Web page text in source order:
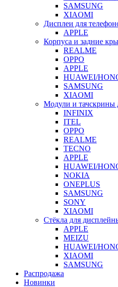
SAMSUNG
XIAOMI
Дисплеи для
APPLE
Корпуса и задние
REALME
OPPO
APPLE
HUAWEI/
SAMSUNG
XIAOMI
Модули и тачскрины
INFINIX
ITEL
OPPO
REALME
TECNO
APPLE
HUAWEI/
NOKIA
ONEPLUS
SAMSUNG
SONY
XIAOMI
Стёкла для
APPLE
MEIZU
HUAWEI/
XIAOMI
SAMSUNG
Распродажа
Новинки